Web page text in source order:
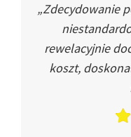
„Zdecydowanie
rewelacyjnie
koszt,